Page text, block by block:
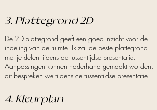
3. Plattegrond 2D
De 2D plattegrond geeft een goed inzicht voor de
indeling van de ruimte. Ik zal de beste plattegrond
met je delen tijdens de tussentijdse presentatie.
Aanpassingen kunnen naderhand gemaakt worden,
dit bespreken we tijdens de tussentijdse presentatie.
4. Kleurplan